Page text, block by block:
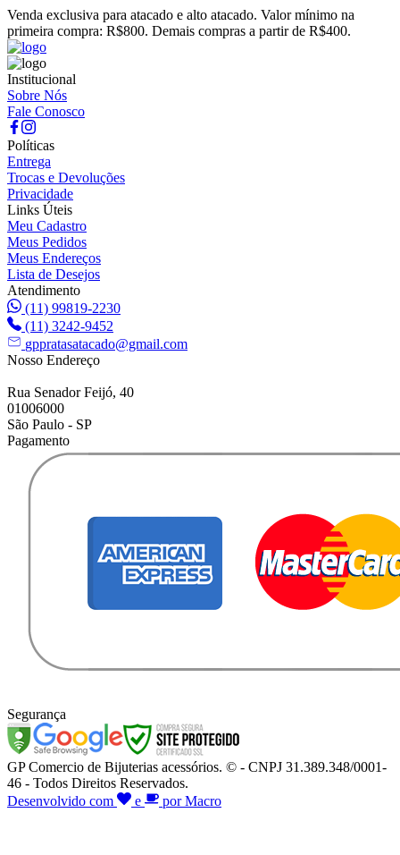
Venda exclusiva para atacado e alto atacado. Valor mínimo na
primeira compra: R$800. Demais compras a partir de R$400.
Institucional
Sobre Nós
Fale Conosco
Políticas
Entrega
Trocas e Devoluções
Privacidade
Links Úteis
Meu Cadastro
Meus Pedidos
Meus Endereços
Lista de Desejos
Atendimento
(11) 99819-2230
(11) 3242-9452
gppratasatacado@gmail.com
Nosso Endereço
Rua Senador Feijó, 40
01006000
São Paulo - SP
Pagamento
Segurança
GP Comercio de Bijuterias acessórios. © - CNPJ 31.389.348/0001-
46 - Todos Direitos Reservados.
Desenvolvido com
e por Macro